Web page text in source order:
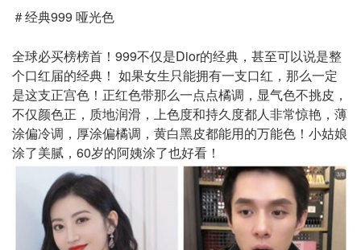
＃经典999 哑光色
全球必买榜榜首！999不仅是Dior的经典，甚至可以说是整
个口红届的经典！ 如果女生只能拥有一支口红，那么一定
是这支正宫色！正红色带那么一点点橘调，显气色不挑皮，
不仅颜色正，质地润滑，上色度和持久度都人非常惊艳，薄
涂偏冷调，厚涂偏橘调，黄白黑皮都能用的万能色！小姑娘
涂了美腻，60岁的阿姨涂了也好看！